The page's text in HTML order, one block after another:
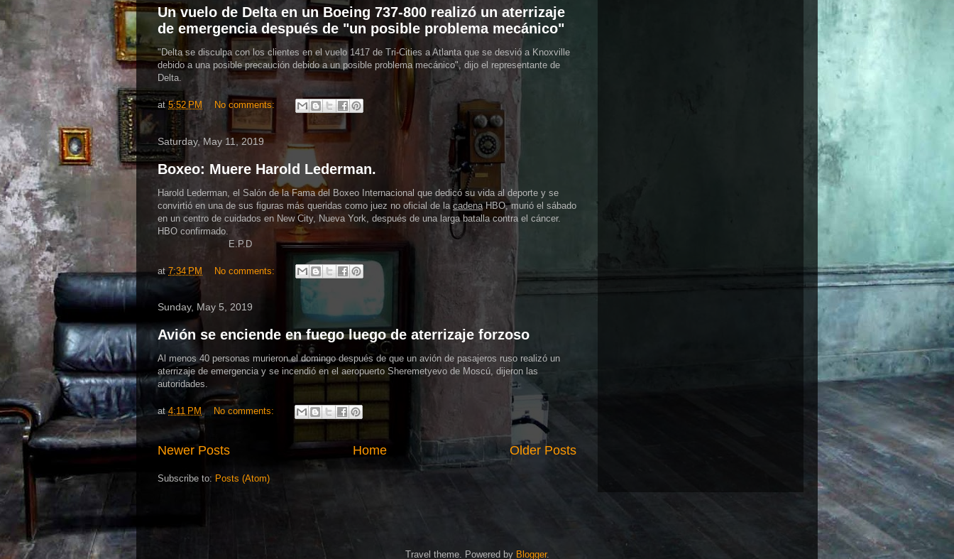
Un vuelo de Delta en un Boeing 737-800 realizó un aterrizaje
de emergencia después de "un posible problema mecánico"
"Delta se disculpa con los clientes en el vuelo 1417 de Tri-Cities a Atlanta que se desvió a Knoxville
debido a una posible precaución debido a un posible problema mecánico", dijo el representante de
Delta.
at5:52 PM No comments:
Saturday, May 11, 2019
Boxeo: Muere Harold Lederman.
Harold Lederman, el Salón de la Fama del Boxeo Internacional que dedicó su vida al deporte y se
convirtió en una de sus figuras más queridas como juez no oficial de lacadenaHBO, murió el sábado
en un centro de cuidados en New City, Nueva York, después de una larga batalla contra el cáncer.
HBO confirmado.
E.P.D
at7:34 PM No comments:
Sunday, May 5, 2019
Avión se enciende en fuego luego de aterrizaje forzoso
Al menos 40 personas murieron el domingo después de que un avión de pasajeros ruso realizó un
aterrizaje de emergencia y se incendió en el aeropuerto Sheremetyevo de Moscú, dijeron las
autoridades.
at 4:11 PM No comments:
Newer Posts Older Posts
Home
Subscribe to: Posts (Atom)
Travel theme. Powered by Blogger.